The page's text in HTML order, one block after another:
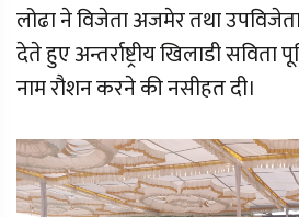
लोढा ने विजेता अजमेर तथा
देते हुए अन्तर्राष्ट्रीय खिलाडी
नाम रौशन करने की नसीहत दी।